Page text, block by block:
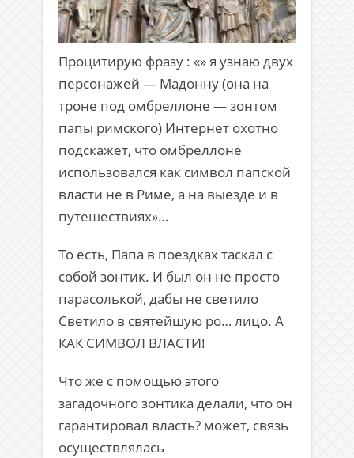
Процитирую фразу : «» я узнаю двух
персонажей — Мадонну (она на
троне под омбреллоне — зонтом
папы римского) Интернет охотно
подскажет, что омбреллоне
использовался как символ папской
власти не в Риме, а на выезде и в
путешествиях»…
То есть, Папа в поездках таскал с
собой зонтик. И был он не просто
парасолькой, дабы не светило
Светило в святейшую ро… лицо. А
КАК СИМВОЛ ВЛАСТИ!
Что же с помощью этого
загадочного зонтика делали, что он
гарантировал власть? может, связь
осуществлялась